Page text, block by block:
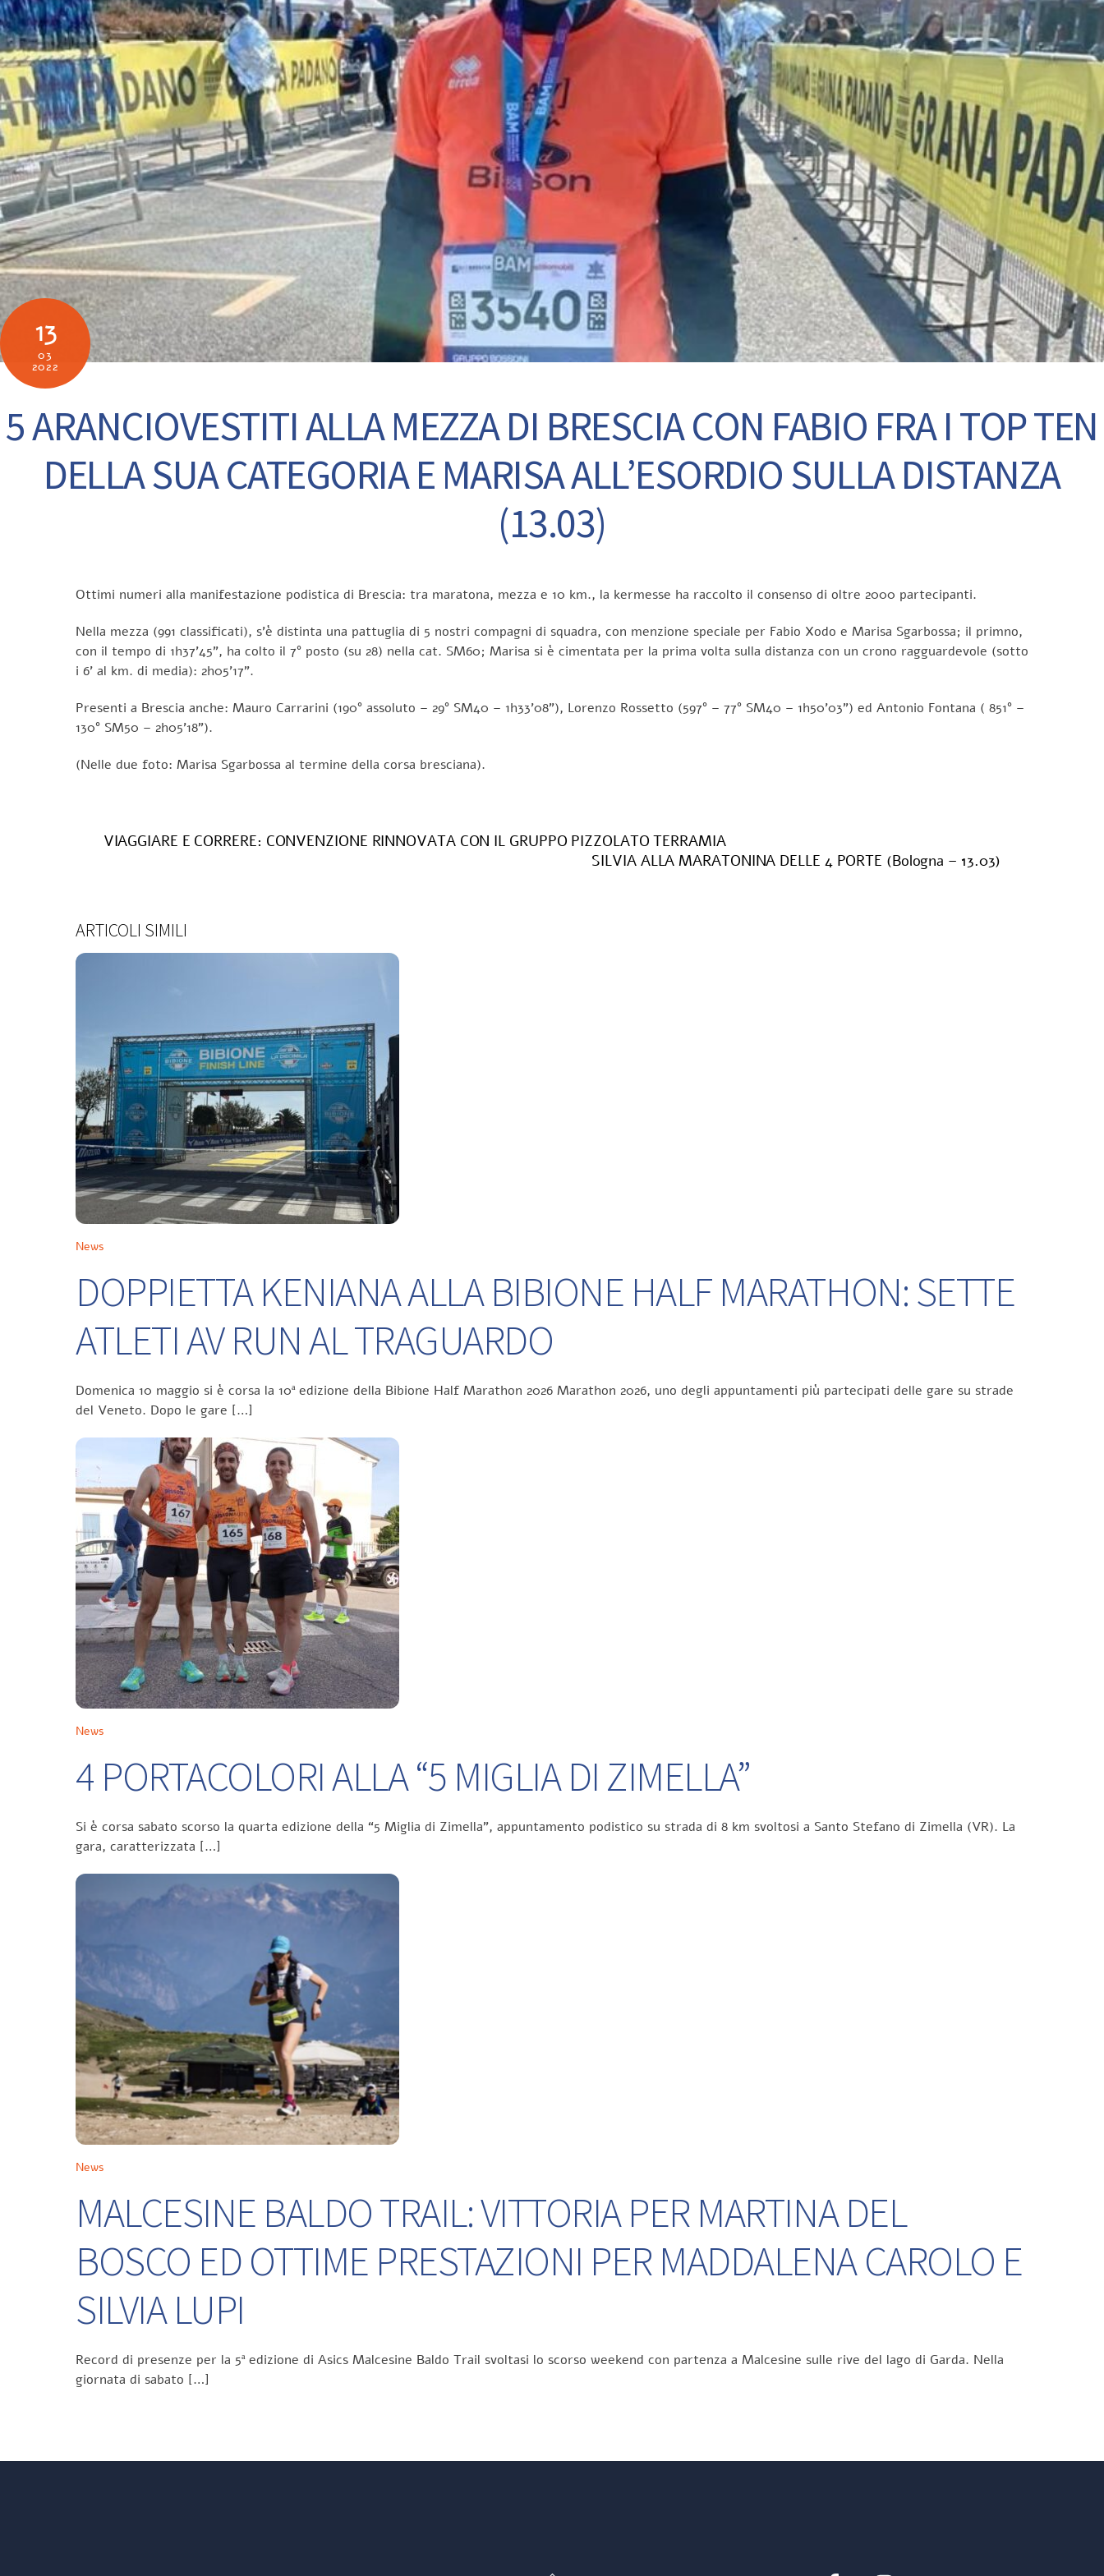
13
03
2022
5 ARANCIOVESTITI ALLA MEZZA DI BRESCIA CON FABIO FRA I TOP TEN
DELLA SUA CATEGORIA E MARISA ALL’ESORDIO SULLA DISTANZA
(13.03)
Ottimi numeri alla manifestazione podistica di Brescia: tra maratona, mezza e 10 km., la kermesse ha raccolto il consenso di oltre 2000 partecipanti.
Nella mezza (991 classificati), s’è distinta una pattuglia di 5 nostri compagni di squadra, con menzione speciale per Fabio Xodo e Marisa Sgarbossa; il primno,
con il tempo di 1h37’45”, ha colto il 7° posto (su 28) nella cat. SM60; Marisa si è cimentata per la prima volta sulla distanza con un crono ragguardevole (sotto
i 6’ al km. di media): 2h05’17”.
Presenti a Brescia anche: Mauro Carrarini (190° assoluto – 29° SM40 – 1h33’08”), Lorenzo Rossetto (597° – 77° SM40 – 1h50’03”) ed Antonio Fontana ( 851° –
130° SM50 – 2h05’18”).
(Nelle due foto: Marisa Sgarbossa al termine della corsa bresciana).
VIAGGIARE E CORRERE: CONVENZIONE RINNOVATA CON IL GRUPPO PIZZOLATO TERRAMIA
SILVIA ALLA MARATONINA DELLE 4 PORTE (Bologna – 13.03)
ARTICOLI SIMILI
News
DOPPIETTA KENIANA ALLA BIBIONE HALF MARATHON: SETTE
ATLETI AV RUN AL TRAGUARDO
Domenica 10 maggio si è corsa la 10ª edizione della Bibione Half Marathon 2026 Marathon 2026, uno degli appuntamenti più partecipati delle gare su strade
del Veneto. Dopo le gare […]
News
4 PORTACOLORI ALLA “5 MIGLIA DI ZIMELLA”
Si è corsa sabato scorso la quarta edizione della “5 Miglia di Zimella”, appuntamento podistico su strada di 8 km svoltosi a Santo Stefano di Zimella (VR). La
gara, caratterizzata […]
News
MALCESINE BALDO TRAIL: VITTORIA PER MARTINA DEL
BOSCO ED OTTIME PRESTAZIONI PER MADDALENA CAROLO E
SILVIA LUPI
Record di presenze per la 5ª edizione di Asics Malcesine Baldo Trail svoltasi lo scorso weekend con partenza a Malcesine sulle rive del lago di Garda. Nella
giornata di sabato […]